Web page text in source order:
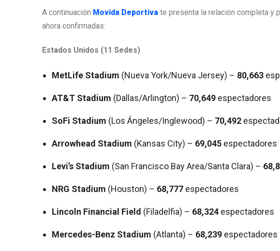
A continuación Movida Deportiva te presenta la relación completa y
ahora confirmadas:
Estados Unidos (11 Sedes)
MetLife Stadium (Nueva York/Nueva Jersey) – 80,663
AT&T Stadium (Dallas/Arlington) – 70,649 espectadores
SoFi Stadium (Los Ángeles/Inglewood) – 70,492
Arrowhead Stadium (Kansas City) – 69,045 espectadores
Levi’s Stadium (San Francisco Bay Area/Santa Clara) –
NRG Stadium (Houston) – 68,777 espectadores
Lincoln Financial Field (Filadelfia) – 68,324 espectadores
Mercedes-Benz Stadium (Atlanta) – 68,239 espectadores